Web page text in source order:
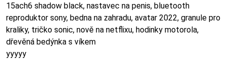
15ach6 shadow black, nastavec na penis, bluetooth
reproduktor sony, bedna na zahradu, avatar 2022, granule pro
kraliky, tričko sonic, nově na netflixu, hodinky motorola,
dřevěná bedýnka s víkem
yyyyy